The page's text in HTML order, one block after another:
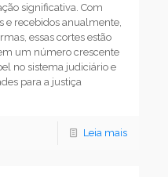
significativa. Com
e recebidos anualmente,
essas cortes estão
um número crescente
no sistema judiciário e
para a justiça
Leia mais